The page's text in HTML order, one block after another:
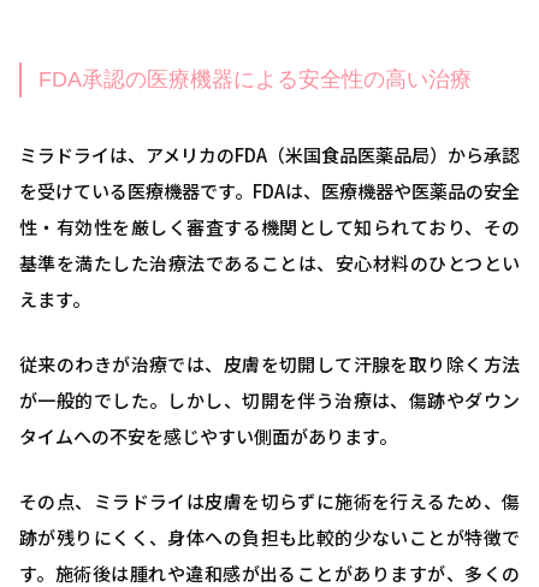
FDA承認の医療機器による安全性の高い治療
ミラドライは、アメリカのFDA（米国食品医薬品局）から承認
を受けている医療機器です。FDAは、医療機器や医薬品の安全
性・有効性を厳しく審査する機関として知られており、その
基準を満たした治療法であることは、安心材料のひとつとい
えます。
従来のわきが治療では、皮膚を切開して汗腺を取り除く方法
が一般的でした。しかし、切開を伴う治療は、傷跡やダウン
タイムへの不安を感じやすい側面があります。
その点、ミラドライは皮膚を切らずに施術を行えるため、傷
跡が残りにくく、身体への負担も比較的少ないことが特徴で
す。施術後は腫れや違和感が出ることがありますが、多くの